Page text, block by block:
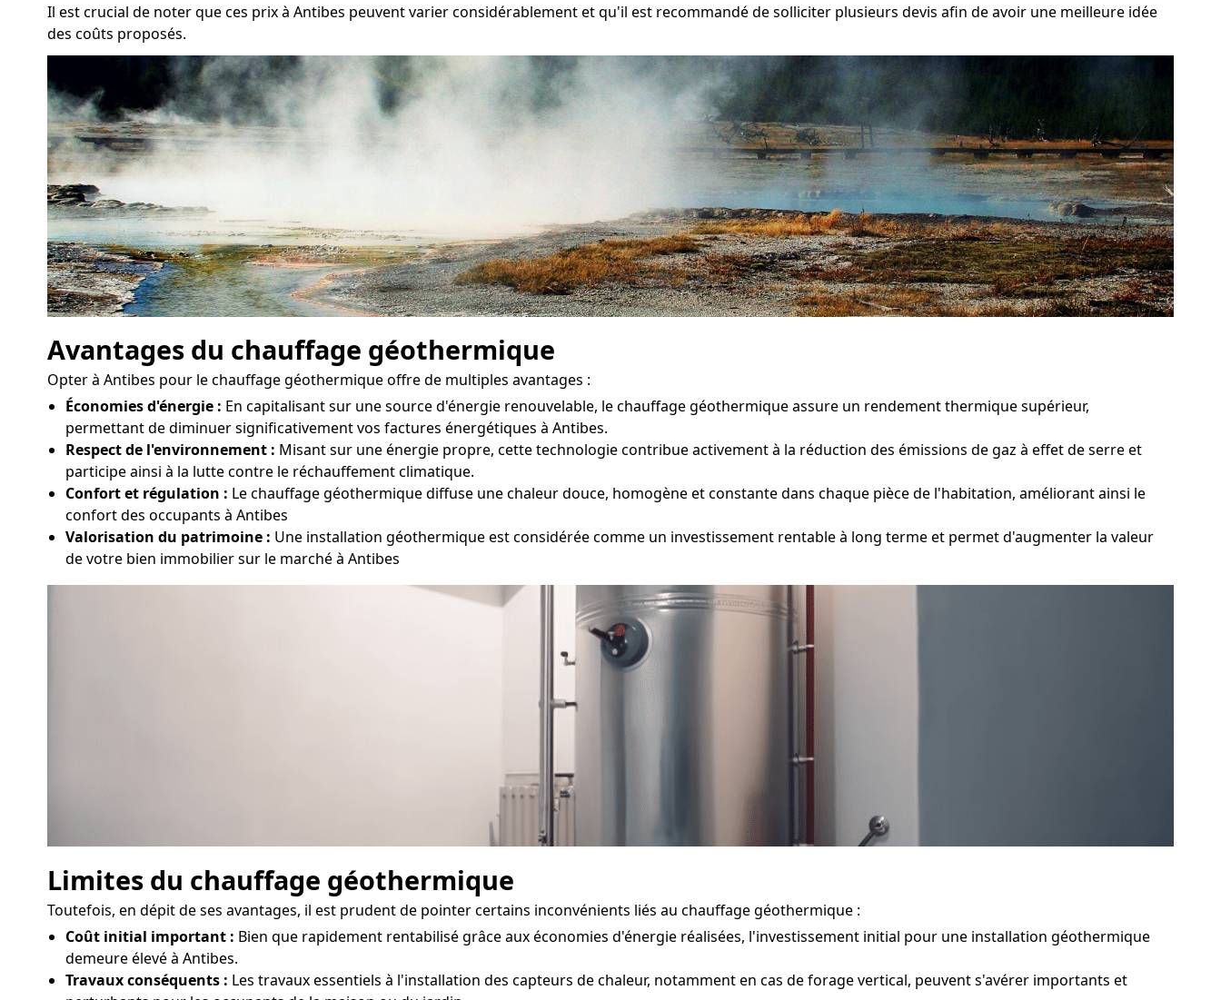
Il est crucial de noter que ces prix à Antibes peuvent varier considérablement et qu'il est recommandé de solliciter plusieurs devis afin de avoir une meilleure idée
des coûts proposés.
Avantages du chauffage géothermique
Opter à Antibes pour le chauffage géothermique offre de multiples avantages :
Économies d'énergie : En capitalisant sur une source d'énergie renouvelable, le chauffage géothermique assure un rendement thermique supérieur,
permettant de diminuer significativement vos factures énergétiques à Antibes.
Respect de l'environnement : Misant sur une énergie propre, cette technologie contribue activement à la réduction des émissions de gaz à effet de serre et
participe ainsi à la lutte contre le réchauffement climatique.
Confort et régulation : Le chauffage géothermique diffuse une chaleur douce, homogène et constante dans chaque pièce de l'habitation, améliorant ainsi le
confort des occupants à Antibes
Valorisation du patrimoine : Une installation géothermique est considérée comme un investissement rentable à long terme et permet d'augmenter la valeur
de votre bien immobilier sur le marché à Antibes
Limites du chauffage géothermique
Toutefois, en dépit de ses avantages, il est prudent de pointer certains inconvénients liés au chauffage géothermique :
Coût initial important : Bien que rapidement rentabilisé grâce aux économies d'énergie réalisées, l'investissement initial pour une installation géothermique
demeure élevé à Antibes.
Travaux conséquents : Les travaux essentiels à l'installation des capteurs de chaleur, notamment en cas de forage vertical, peuvent s'avérer importants et